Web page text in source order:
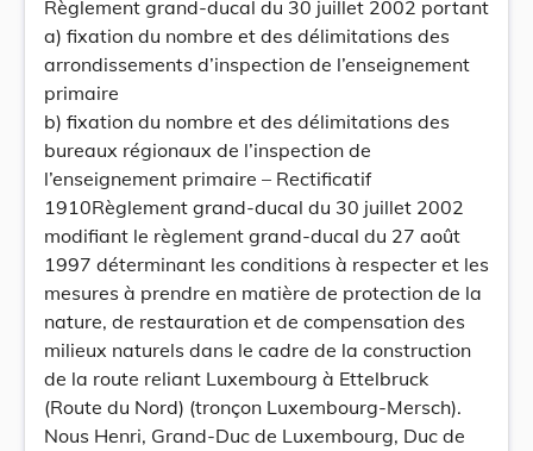
Règlement grand-ducal du 30 juillet 2002 portant
a) fixation du nombre et des délimitations des
arrondissements d’inspection de l’enseignement
primaire
b) fixation du nombre et des délimitations des
bureaux régionaux de l’inspection de
l’enseignement primaire – Rectificatif
1910Règlement grand-ducal du 30 juillet 2002
modifiant le règlement grand-ducal du 27 août
1997 déterminant les conditions à respecter et les
mesures à prendre en matière de protection de la
nature, de restauration et de compensation des
milieux naturels dans le cadre de la construction
de la route reliant Luxembourg à Ettelbruck
(Route du Nord) (tronçon Luxembourg-Mersch).
Nous Henri, Grand-Duc de Luxembourg, Duc de